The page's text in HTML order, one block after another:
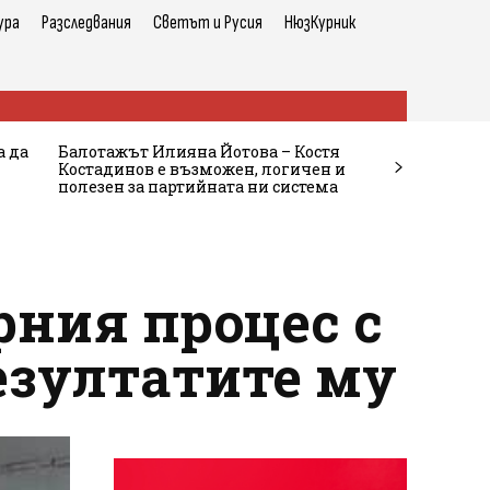
Разследвания Светът и Русия НюзКурник
да
Балотажът Илияна Йотова – Костя
Костадинов е възможен, логичен и
полезен за партийната ни система
процес с
му